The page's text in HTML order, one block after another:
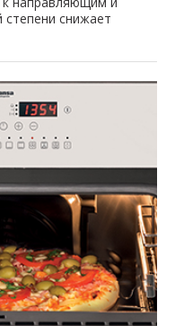
снижает